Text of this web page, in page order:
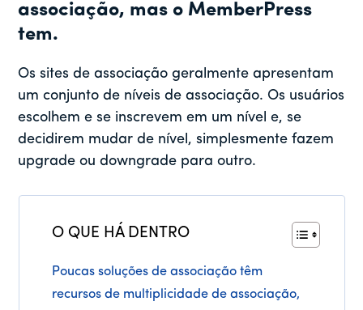
associação, mas o MemberPress
tem.
Os sites de associação geralmente apresentam
um conjunto de níveis de associação. Os usuários
escolhem e se inscrevem em um nível e, se
decidirem mudar de nível, simplesmente fazem
upgrade ou downgrade para outro.
O QUE HÁ DENTRO
Poucas soluções de associação têm
recursos de multiplicidade de associação,